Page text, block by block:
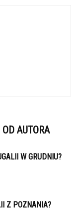
AUTORA
W GRUDNIU?
Z POZNANIA?